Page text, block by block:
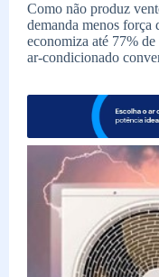
Como não produz
demanda menos força
economiza até 77%
ar-condicionado